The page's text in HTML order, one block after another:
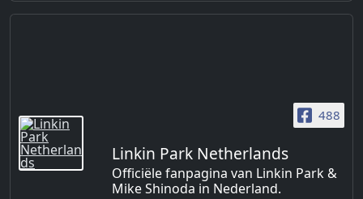
488
Linkin Park Netherlands
Officiële fanpagina van Linkin Park &
Mike Shinoda in Nederland.